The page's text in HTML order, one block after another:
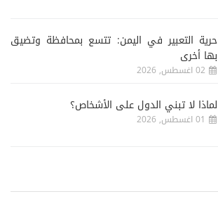
حرية التعبير في اليمن: تتسع بمحافظة وتضيق
بها أخرى
02 اغسطس, 2026
لماذا لا تبني الدول على الأشخاص؟
01 اغسطس, 2026